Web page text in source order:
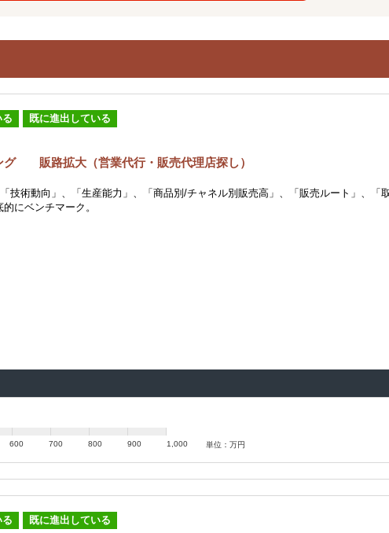
既に進出している
ング 販路拡大（営業代行・販売代理店探し）
技術動向」、「生産能力」、「商品別/チャネル別販売高」、「販売ルート」、「
にベンチマーク。
600 700 800 900 1,000 単位：万円
既に進出している